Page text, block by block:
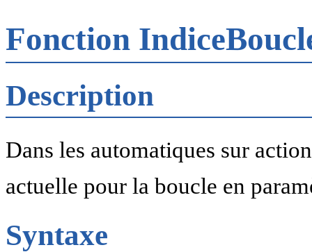
Fonction
Description
Dans les automatiques sur
actuelle pour la boucle en
Syntaxe